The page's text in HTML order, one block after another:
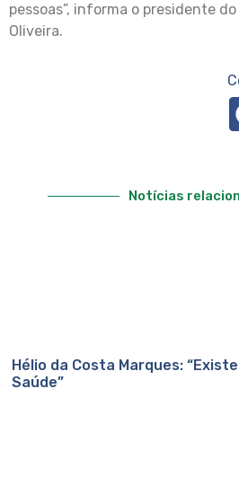
pessoas”, informa o presidente do
Oliveira.
Notícias
Hélio da Costa Marques:
Saúde”